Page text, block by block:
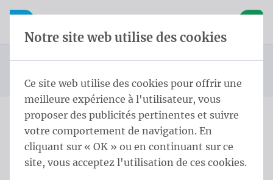
Skip content
Sauter la sélection de la langue
Ouvrir la navigation mobile
Vous êtes ici :
Beachdrop
Beachdrop XS 130x55 cm Eco Tricoflag Polyester
Beachdrop XS 130x55 cm
Eco Tricoflag Polyester
Notre site web utilise des cookies
Ce site web utilise des cookies pour offrir une
meilleure expérience à l'utilisateur, vous
proposer des publicités pertinentes et suivre
votre comportement de navigation. En
cliquant sur « OK » ou en continuant sur ce
site, vous acceptez l'utilisation de ces cookies.